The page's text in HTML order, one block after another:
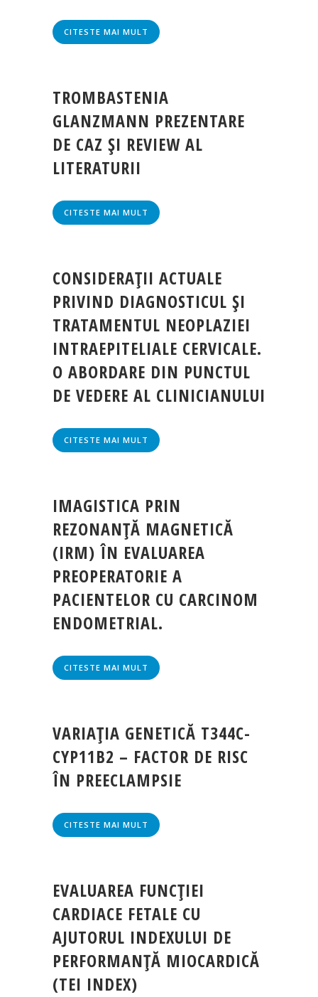
CITESTE MAI MULT
TROMBASTENIA
GLANZMANN PREZENTARE
DE CAZ ŞI REVIEW AL
LITERATURII
CITESTE MAI MULT
CONSIDERAŢII ACTUALE
PRIVIND DIAGNOSTICUL ŞI
TRATAMENTUL NEOPLAZIEI
INTRAEPITELIALE CERVICALE.
O ABORDARE DIN PUNCTUL
DE VEDERE AL CLINICIANULUI
CITESTE MAI MULT
IMAGISTICA PRIN
REZONANŢĂ MAGNETICĂ
(IRM) ÎN EVALUAREA
PREOPERATORIE A
PACIENTELOR CU CARCINOM
ENDOMETRIAL.
CITESTE MAI MULT
VARIAŢIA GENETICĂ T344C-
CYP11B2 – FACTOR DE RISC
ÎN PREECLAMPSIE
CITESTE MAI MULT
EVALUAREA FUNCŢIEI
CARDIACE FETALE CU
AJUTORUL INDEXULUI DE
PERFORMANŢĂ MIOCARDICĂ
(TEI INDEX)